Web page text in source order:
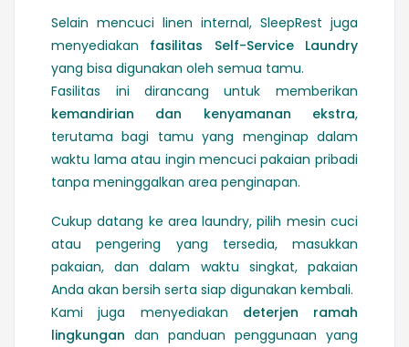
Selain mencuci linen internal, SleepRest juga
menyediakan fasilitas Self-Service Laundry
yang bisa digunakan oleh semua tamu.
Fasilitas ini dirancang untuk memberikan
kemandirian dan kenyamanan ekstra,
terutama bagi tamu yang menginap dalam
waktu lama atau ingin mencuci pakaian pribadi
tanpa meninggalkan area penginapan.
Cukup datang ke area laundry, pilih mesin cuci
atau pengering yang tersedia, masukkan
pakaian, dan dalam waktu singkat, pakaian
Anda akan bersih serta siap digunakan kembali.
Kami juga menyediakan deterjen ramah
lingkungan dan panduan penggunaan yang